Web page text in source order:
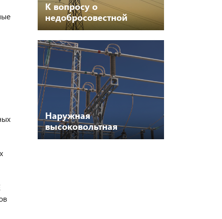
К вопросу о
недобросовестной
конкуренции
Наружная
высоковольтная
изоляция: технологии